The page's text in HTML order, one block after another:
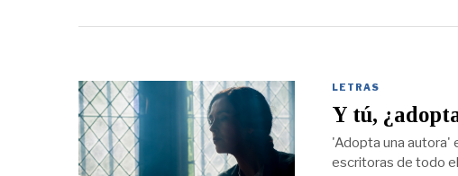
LETRAS
Y tú,
'Adopta una autora'
escritoras de todo